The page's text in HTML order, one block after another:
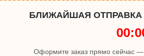
БЛИЖАЙШАЯ
Оформите заказ прямо сейчас